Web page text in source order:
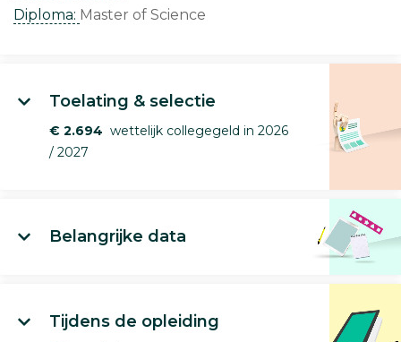
Diploma: Master of Science
Toelating & selectie
€ 2.694 wettelijk collegegeld in 2026
/ 2027
Belangrijke data
Tijdens de opleiding